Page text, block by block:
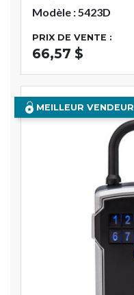
Modèle : 5423D
PRIX DE VENTE :
66,57 $
MEILLEUR VENDEUR